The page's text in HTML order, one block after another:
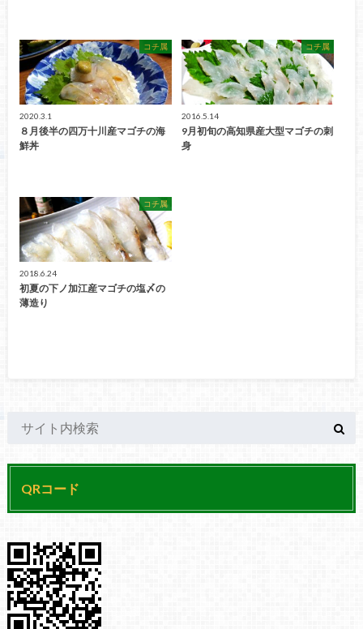
コチ属
2020.3.1
８月後半の四万十川産マゴチの海
鮮丼
コチ属
2016.5.14
9月初旬の高知県産大型マゴチの刺
身
コチ属
2018.6.24
初夏の下ノ加江産マゴチの塩〆の
薄造り
QRコード